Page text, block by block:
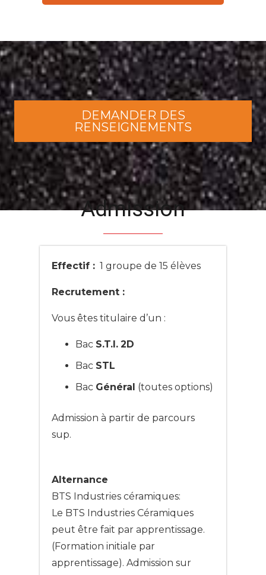
DEMANDER DES
RENSEIGNEMENTS
Admission
Effectif : 1 groupe de 15 élèves
Recrutement :
Vous êtes titulaire d’un :
Bac S.T.I. 2D
Bac STL
Bac Général (toutes options)
Admission à partir de parcours
sup.
Alternance
BTS Industries céramiques:
Le BTS Industries Céramiques
peut être fait par apprentissage.
(Formation initiale par
apprentissage). Admission sur